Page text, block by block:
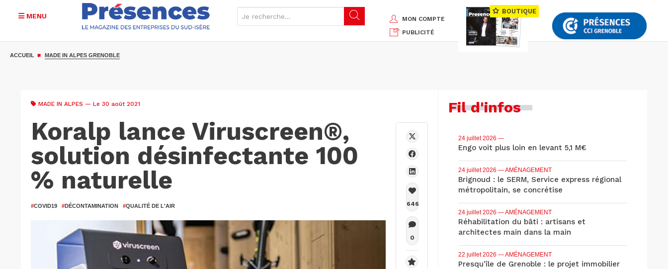
MENU
MON COMPTE
PUBLICITÉ
BOUTIQUE
ACCUEIL MADE IN ALPES GRENOBLE
MADE IN ALPES — Le 30 août 2021
Koralp lance Viruscreen®,
solution désinfectante 100
% naturelle
#COVID19 #DÉCONTAMINATION #QUALITÉ DE L'AIR 646
0
Fil d'infos
24 juillet 2026 —
Engo voit plus loin en levant 5,1 M€
24 juillet 2026 — AMÉNAGEMENT
Brignoud : le SERM, Service express régional
métropolitain, se concrétise
24 juillet 2026 — AMÉNAGEMENT
Réhabilitation du bâti : artisans et
architectes main dans la main
22 juillet 2026 — AMÉNAGEMENT
Presqu'île de Grenoble : le projet immobilier